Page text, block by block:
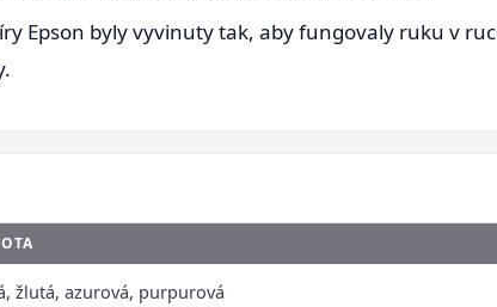
Epson byly vyvinuty tak, aby fungovaly ruku v
žlutá, azurová, purpurová